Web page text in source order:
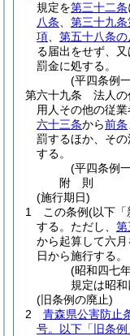
規定を第三十二条
八条
第三十九
項
第五十八条の
る届出をせず、
罰金に処する。
(平四条例
第六十九条
法人
用人その他の従
六十三条から前条
罰するほか、そ
する。
(平四条例
附 則
(施行期日)
1
この条例(以下「
する。 ただし、 第
から起算して六
日から施行する。
(昭和四七
規定は昭
(旧条例の廃止)
2
青森県公害防止
号。以下「旧条